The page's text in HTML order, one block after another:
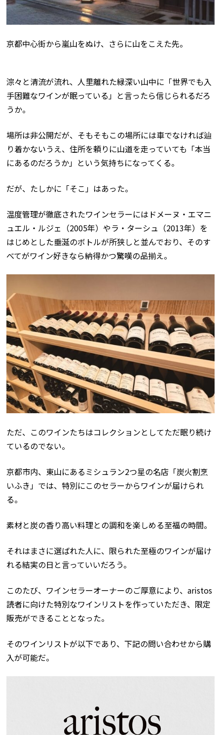
京都中心街から嵐山をぬけ、さらに山をこえた先。
淙々と清流が流れ、人里離れた緑深い山中に「世界でも入
手困難なワインが眠っている」と言ったら信じられるだろ
うか。
場所は非公開だが、そもそもこの場所には車でなければ辿
り着かないうえ、住所を頼りに山道を走っていても「本当
にあるのだろうか」という気持ちになってくる。
だが、たしかに「そこ」はあった。
温度管理が徹底されたワインセラーにはドメーヌ・エマニ
ュエル・ルジェ（2005年）やラ・ターシュ（2013年）を
はじめとした垂涎のボトルが所狭しと並んでおり、そのす
べてがワイン好きなら納得かつ驚嘆の品揃え。
ただ、このワインたちはコレクションとしてただ眠り続け
ているのでない。
京都市内、東山にあるミシュラン2つ星の名店「炭火割烹
いふき」では、特別にこのセラーからワインが届けられ
る。
素材と炭の香り高い料理との調和を楽しめる至福の時間。
それはまさに選ばれた人に、限られた至極のワインが届け
れる結実の日と言っていいだろう。
このたび、ワインセラーオーナーのご厚意により、aristos
読者に向けた特別なワインリストを作っていただき、限定
販売ができることとなった。
そのワインリストが以下であり、下記の問い合わせから購
入が可能だ。